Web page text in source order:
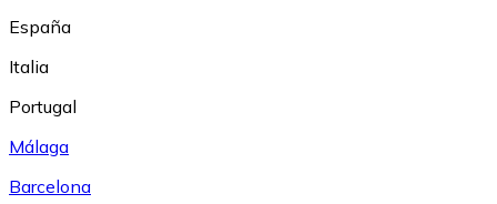
España
Italia
Portugal
Málaga
Barcelona